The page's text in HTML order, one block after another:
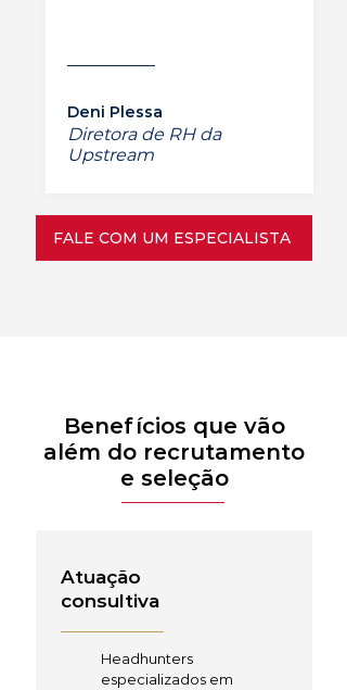
Deni Plessa
Diretora de RH da
Upstream
FALE COM UM ESPECIALISTA
Benefícios que vão
além do recrutamento
e seleção
Atuação
consultiva
Headhunters
especializados em